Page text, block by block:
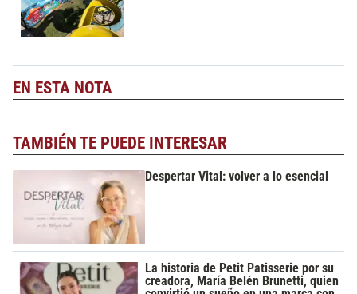
EN ESTA NOTA
TAMBIÉN TE PUEDE INTERESAR
Despertar Vital: volver a lo esencial
La historia de Petit Patisserie por su
creadora, María Belén Brunetti, quien